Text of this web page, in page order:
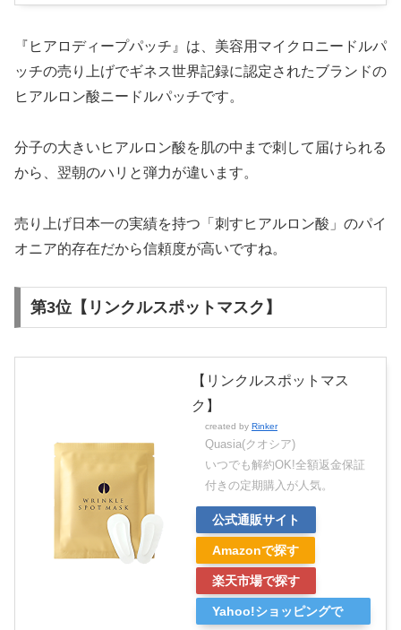
『ヒアロディープパッチ』は、美容用マイクロニードルパ
ッチの売り上げでギネス世界記録に認定されたブランドの
ヒアルロン酸ニードルパッチです。
分子の大きいヒアルロン酸を肌の中まで刺して届けられる
から、翌朝のハリと弾力が違います。
売り上げ日本一の実績を持つ「刺すヒアルロン酸」のパイ
オニア的存在だから信頼度が高いですね。
第3位【リンクルスポットマスク】
【リンクルスポットマス
ク】
created by Rinker
Quasia(クオシア)
いつでも解約OK!全額返金保証
付きの定期購入が人気。
公式通販サイト
Amazonで探す
楽天市場で探す
Yahoo!ショッピングで